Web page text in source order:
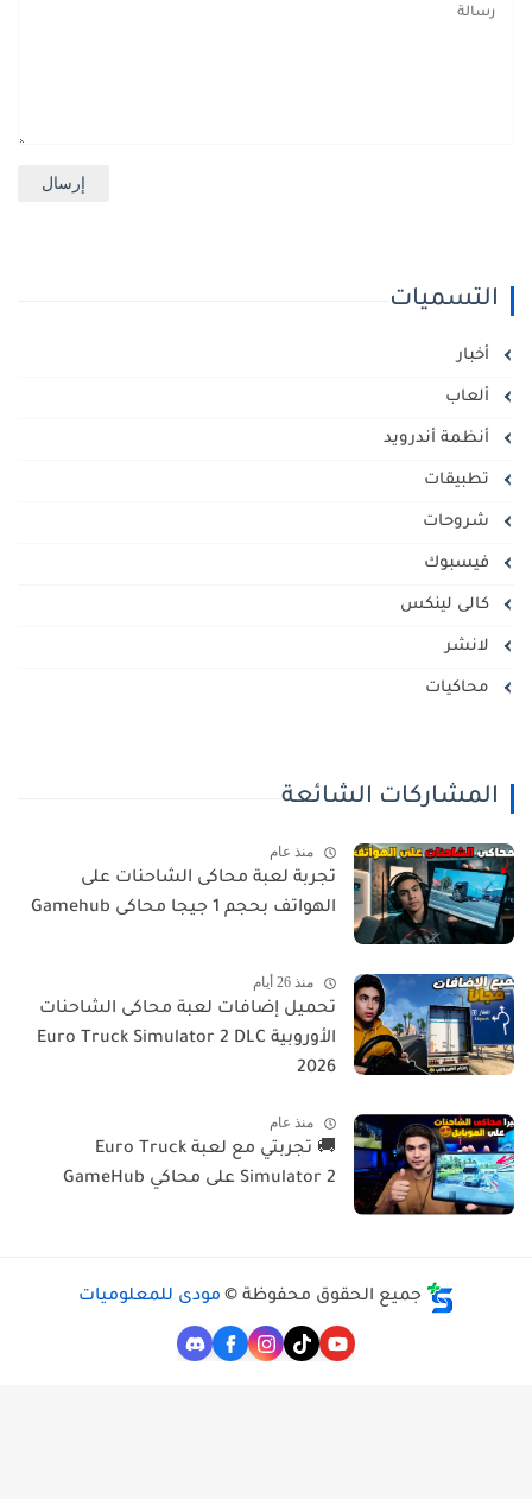
التسميات
أخبار
ألعاب
أنظمة أندرويد
تطبيقات
شروحات
فيسبوك
كالى لينكس
لانشر
محاكيات
المشاركات الشائعة
منذ عام
تجربة لعبة محاكى الشاحنات على
الهواتف بحجم 1 جيجا محاكى Gamehub
منذ 26 أيام
تحميل إضافات لعبة محاكى الشاحنات
الأوروبية Euro Truck Simulator 2 DLC
2026
منذ عام
🚚 تجربتي مع لعبة Euro Truck
Simulator 2 على محاكي GameHub
جميع الحقوق محفوظة © مودى للمعلوميات